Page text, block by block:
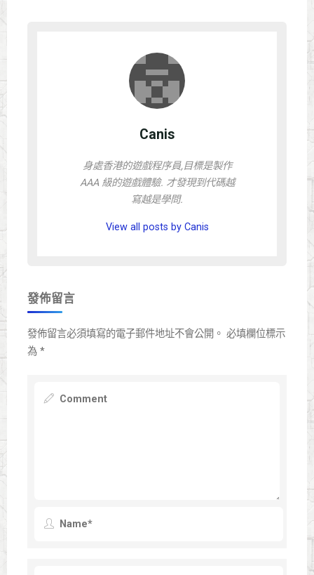
Canis
身處香港的遊戲程序員,目標是製作
AAA 級的遊戲體驗. 才發現到代碼越
寫越是學問.
View all posts by Canis
發佈留言
發佈留言必須填寫的電子郵件地址不會公開。 必填欄位標示
為 *